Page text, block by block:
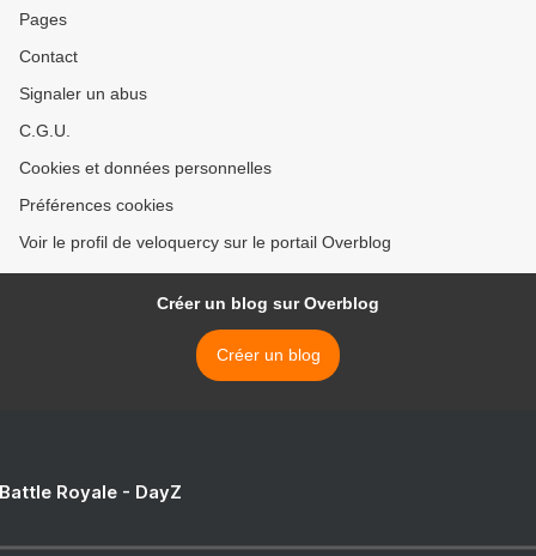
Pages
Contact
Signaler un abus
C.G.U.
Cookies et données personnelles
Préférences cookies
Voir le profil de veloquercy sur le portail Overblog
Créer un blog sur Overblog
Créer un blog
Royale - DayZ